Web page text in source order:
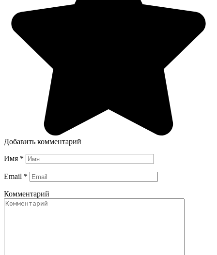
Добавить комментарий
Имя *
Email *
Комментарий